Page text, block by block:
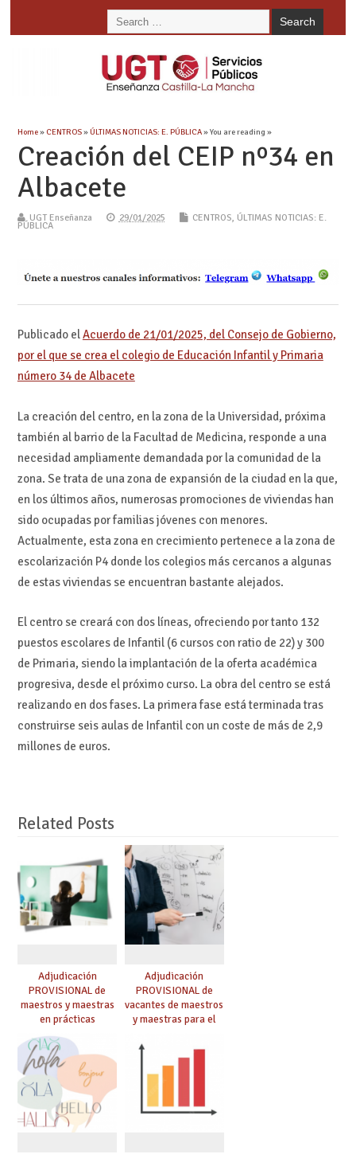
Home» CENTROS»ÚLTIMAS NOTICIAS: E. PÚBLICA» You are reading »
Creación del CEIP nº34 en
Albacete
UGT Enseñanza 29/01/2025 CENTROS, ÚLTIMAS NOTICIAS: E.
PÚBLICA
Publicado elAcuerdo de 21/01/2025, del Consejo de Gobierno,
por el que se crea el colegio de Educación Infantil y Primaria
número 34 de Albacete
La creación del centro, en la zona de la Universidad, próxima
también al barrio de la Facultad de Medicina, responde a una
necesidad ampliamente demandada por la comunidad de la
zona. Se trata de una zona de expansión de la ciudad en la que,
en los últimos años, numerosas promociones de viviendas han
sido ocupadas por familias jóvenes con menores.
Actualmente, esta zona en crecimiento pertenece a la zona de
escolarización P4 donde los colegios más cercanos a algunas
de estas viviendas se encuentran bastante alejados.
El centro se creará con dos líneas, ofreciendo por tanto 132
puestos escolares de Infantil (6 cursos con ratio de 22) y 300
de Primaria, siendo la implantación de la oferta académica
progresiva, desde el próximo curso. La obra del centro se está
realizando en dos fases. La primera fase está terminada tras
construirse seis aulas de Infantil con un coste de más de 2,9
millones de euros.
Related Posts
Adjudicación
PROVISIONAL de
maestros y maestras
en prácticas
Adjudicación
PROVISIONAL de
vacantes de maestros
y maestras para el